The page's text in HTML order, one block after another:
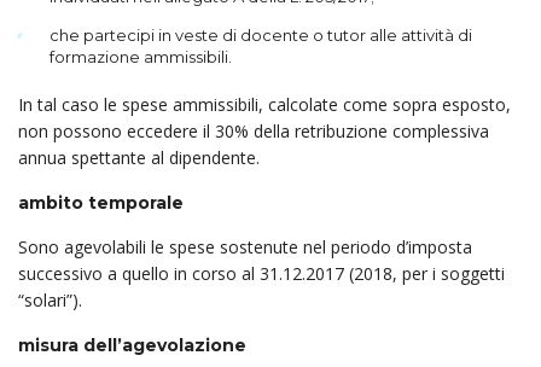
che partecipi in veste di docente o tutor alle attività di
formazione ammissibili.
In tal caso le spese ammissibili, calcolate come sopra esposto,
non possono eccedere il 30% della retribuzione complessiva
annua spettante al dipendente.
ambito temporale
Sono agevolabili le spese sostenute nel periodo d’imposta
successivo a quello in corso al 31.12.2017 (2018, per i soggetti
“solari”).
misura dell’agevolazione